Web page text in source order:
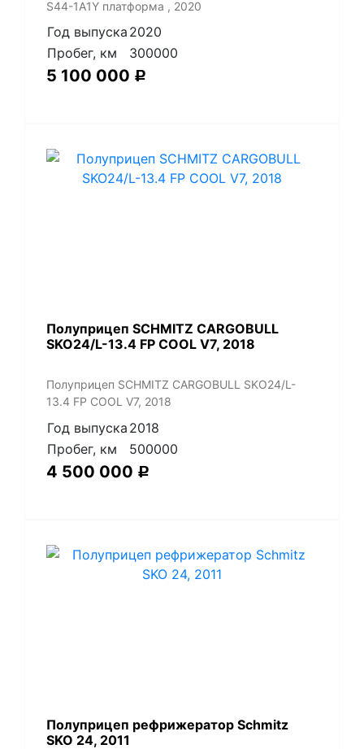
S44-1A1Y платформа , 2020
Год выпуска 2020
Пробег, км
300000
5 100 000 Р
Полуприцеп SCHMITZ CARGOBULL
SKO24/L-13.4 FP COOL V7, 2018
Полуприцеп SCHMITZ CARGOBULL SKO24/L-
13.4 FP COOL V7, 2018
Год выпуска 2018
Пробег, км
500000
4 500 000 Р
Полуприцеп рефрижератор Schmitz
SKO 24, 2011